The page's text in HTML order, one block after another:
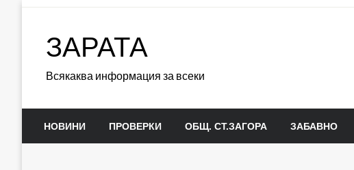
ЗАРАТА
Всякаква информация за всеки
НОВИНИ ПРОВЕРКИ ОБЩ. СТ.ЗАГОРА ЗАБАВНО